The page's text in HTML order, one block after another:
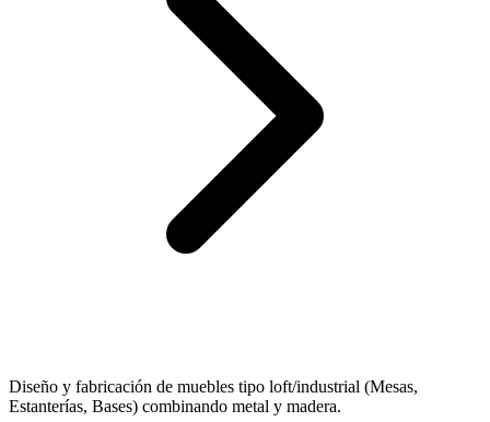
Diseño y fabricación de muebles tipo loft/industrial (Mesas,
Estanterías, Bases) combinando metal y madera.